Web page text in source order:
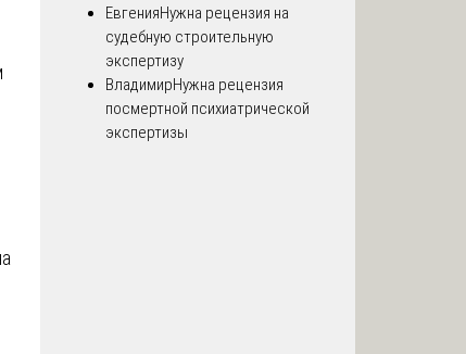
ЕвгенияНужна рецензия на
судебную строительную
экспертизу
ВладимирНужна рецензия
посмертной психиатрической
экспертизы